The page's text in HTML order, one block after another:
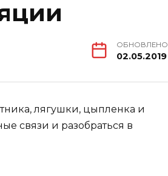
ОБНОВЛЕНО
02.05.2019
лягушки, цыпленка и
связи и разобраться в